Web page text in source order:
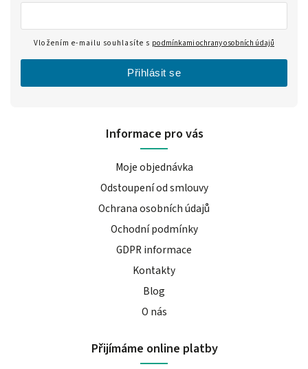
Informace pro vás
Moje objednávka
Odstoupení od smlouvy
Ochrana osobních údajů
Ochodní podmínky
GDPR informace
Kontakty
Blog
O nás
Přijímáme online platby
Vložením e-mailu souhlasíte s podmínkami ochrany osobních údajů
Přihlásit se